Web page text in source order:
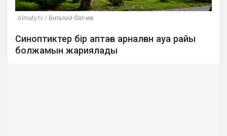
Аlmaty.tv / Виталий Фатчев
Синоптиктер бір аптаға арналған ауа райы
болжамын жариялады